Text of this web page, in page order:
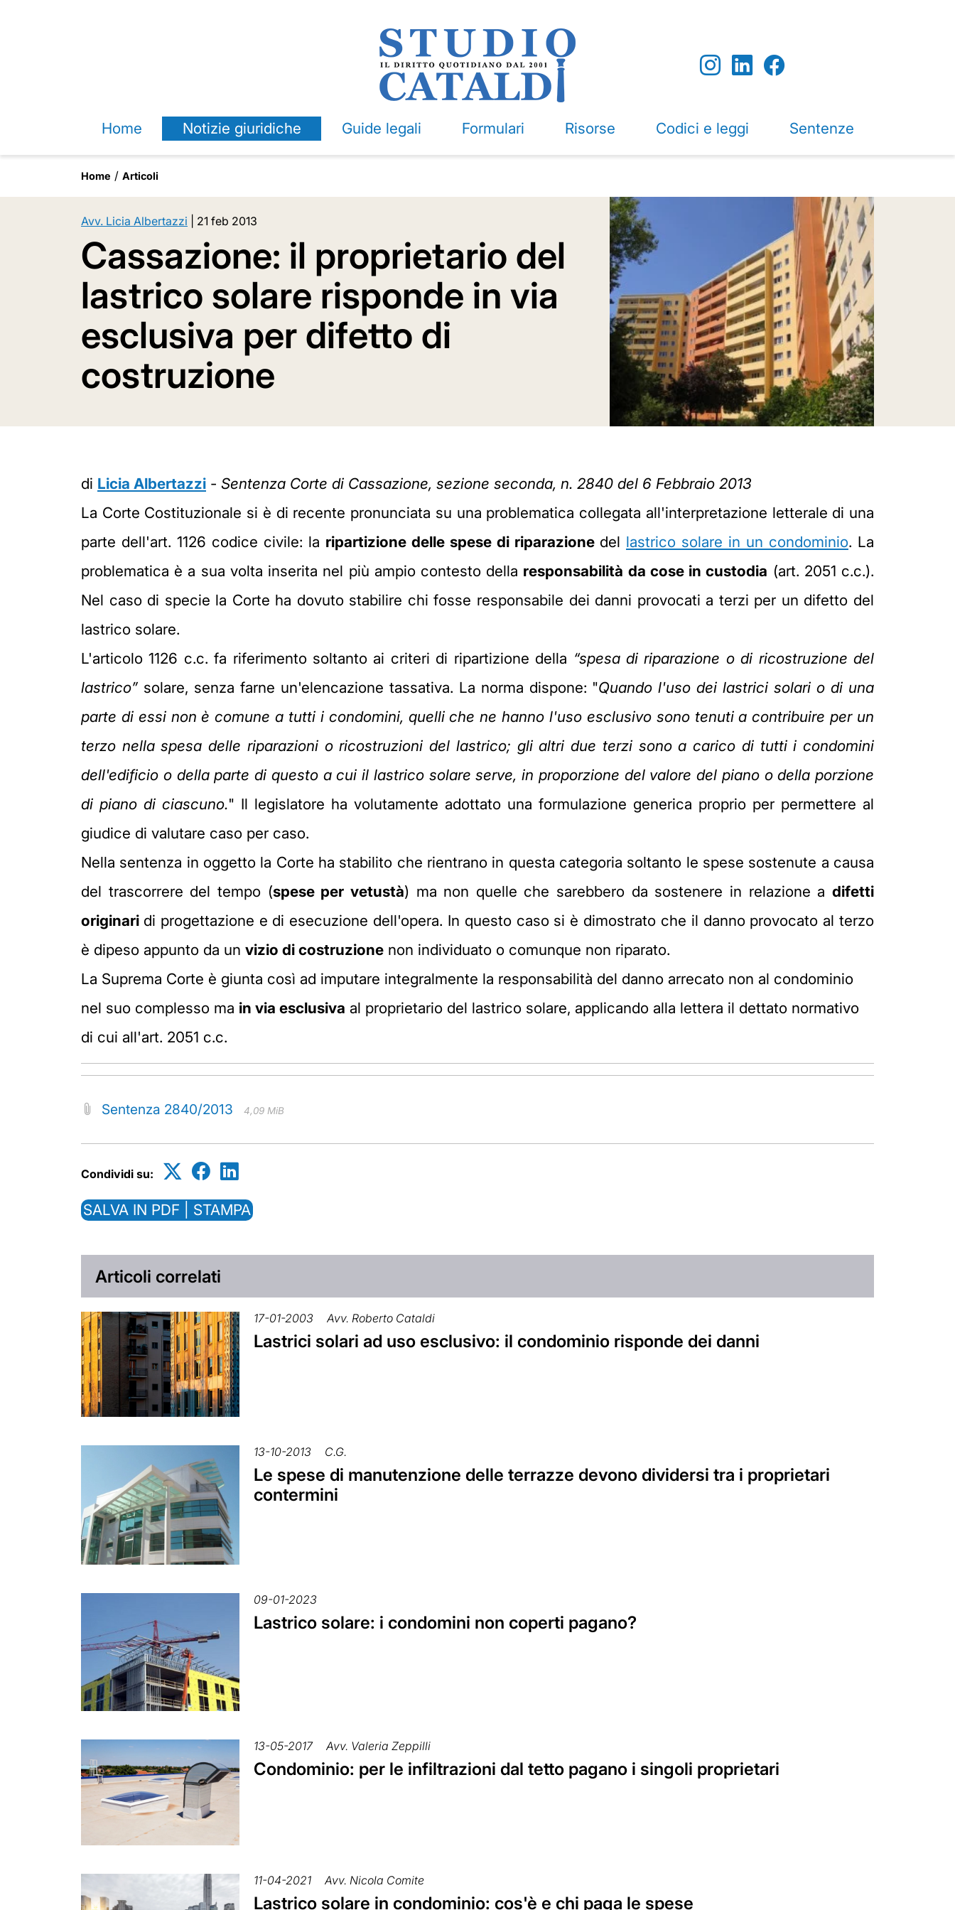
Home Notizie giuridiche Guide legali Formulari Risorse Codici e leggi Sentenze
Home Articoli
Avv. Licia Albertazzi 21 feb 2013
Cassazione: il proprietario del
lastrico solare risponde in via
esclusiva per difetto di
costruzione
di Licia Albertazzi - Sentenza Corte di Cassazione, sezione seconda, n. 2840 del 6 Febbraio 2013
La Corte Costituzionale si è di recente pronunciata su una problematica collegata all'interpretazione letterale di una
parte dell'art. 1126 codice civile: la ripartizione delle spese di riparazione del lastrico solare in un condominio. La
problematica è a sua volta inserita nel più ampio contesto della responsabilità da cose in custodia (art. 2051 c.c.).
Nel caso di specie la Corte ha dovuto stabilire chi fosse responsabile dei danni provocati a terzi per un difetto del
lastrico solare.
L'articolo 1126 c.c. fa riferimento soltanto ai criteri di ripartizione della “spesa di riparazione o di ricostruzione del
lastrico” solare, senza farne un'elencazione tassativa. La norma dispone: "Quando l'uso dei lastrici solari o di una
parte di essi non è comune a tutti i condomini, quelli che ne hanno l'uso esclusivo sono tenuti a contribuire per un
terzo nella spesa delle riparazioni o ricostruzioni del lastrico; gli altri due terzi sono a carico di tutti i condomini
dell'edificio o della parte di questo a cui il lastrico solare serve, in proporzione del valore del piano o della porzione
di piano di ciascuno." Il legislatore ha volutamente adottato una formulazione generica proprio per permettere al
giudice di valutare caso per caso.
Nella sentenza in oggetto la Corte ha stabilito che rientrano in questa categoria soltanto le spese sostenute a causa
del trascorrere del tempo (spese per vetustà) ma non quelle che sarebbero da sostenere in relazione adifetti
originari di progettazione e di esecuzione dell'opera. In questo caso si è dimostrato che il danno provocato al terzo
è dipeso appunto da un vizio di costruzione non individuato o comunque non riparato.
La Suprema Corte è giunta così ad imputare integralmente la responsabilità del danno arrecato non al condominio
nel suo complesso ma in via esclusiva al proprietario del lastrico solare, applicando alla lettera il dettato normativo
di cui all'art. 2051 c.c.
Sentenza 2840/2013 4,09 MiB
Condividi su:
SALVA IN PDF | STAMPA
Articoli correlati
17-01-2003 Avv. Roberto Cataldi
Lastrici solari ad uso esclusivo: il condominio risponde dei danni
13-10-2013 C.G.
Le spese di manutenzione delle terrazze devono dividersi tra i proprietari
contermini
09-01-2023
Lastrico solare: i condomini non coperti pagano?
13-05-2017 Avv. Valeria Zeppilli
Condominio: per le infiltrazioni dal tetto pagano i singoli proprietari
11-04-2021 Avv. Nicola Comite
Lastrico solare in condominio: cos'è e chi paga le spese